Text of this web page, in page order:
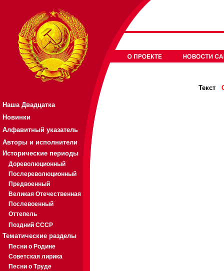
Наша Двадцатка
Новинки
Алфавитный указатель
Авторы и исполнители
Исторические периоды
Дореволюционный
Послереволюционный
Предвоенный
Великая Отечественная
Послевоенный
Оттепель
Поздний СССР
Тематические разделы
Песни о Родине
Советская лирика
Песни о Труде
Текст